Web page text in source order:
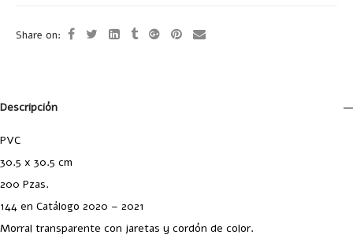
Share on:
Descripción
PVC
30.5 x 30.5 cm
200 Pzas.
144 en Catálogo 2020 – 2021
Morral transparente con jaretas y cordón de color.